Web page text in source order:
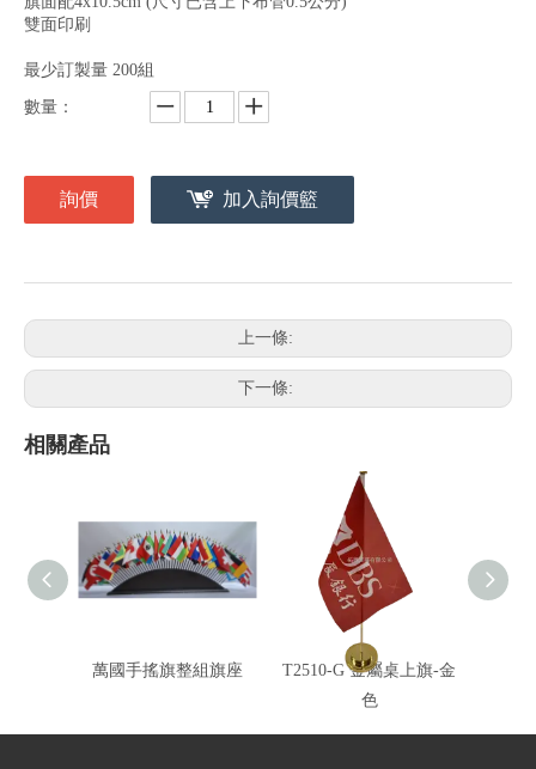
雙面印刷
最少訂製量 200組
數量：
詢價 加入詢價籃
上一條:
下一條:
相關產品
萬國手搖旗整組旗座
T2510-G 金屬桌上旗-金
色